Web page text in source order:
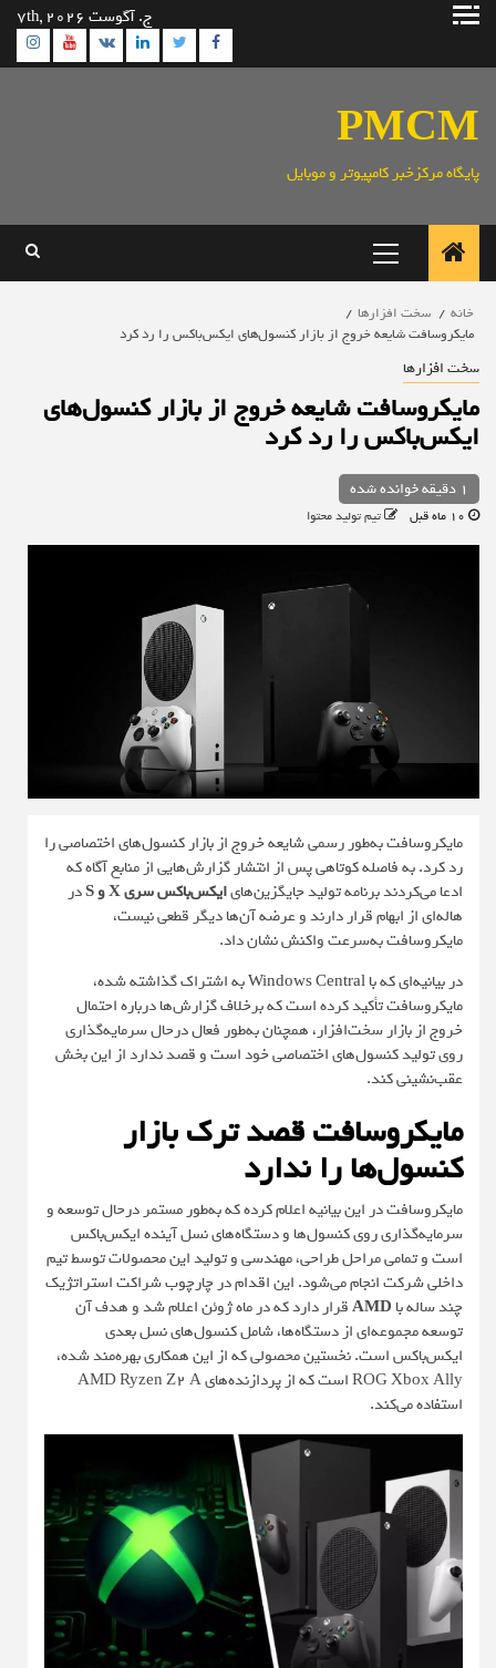
پرش
ج. آگوست 7th, 2026
Facebook
Twitter
Linkedin
VK
PMCM
پایگاه مرکزخبر کامپیوتر و موبایل
اصلی
خانه
سخت افزارها
مایکروسافت شایعه خروج از بازار کنسول‌های ایکس‌باکس را رد کرد
سخت افزارها
مایکروسافت شایعه خروج از بازار کنسول‌های
ایکس‌باکس را رد کرد
1 دقیقه خوانده شده
تیم تولید محتوا
مایکروسافت به‌طور رسمی شایعه خروج از بازار کنسول‌های اختصاصی را
رد کرد. به فاصله کوتاهی پس از انتشار گزارش‌هایی از منابع آگاه که
ادعا می‌کردند برنامه تولید جایگزین‌هایایکس‌باکس سری X و S
در
هاله‌ای از ابهام قرار دارند و عرضه آن‌ها دیگر قطعی نیست،
مایکروسافت به‌سرعت واکنش نشان داد.
در بیانیه‌ای که باWindows Centralبه اشتراک گذاشته شده،
مایکروسافت تأکید کرده است که برخلاف گزارش‌ها درباره احتمال
خروج از بازار سخت‌افزار، همچنان به‌طور فعال درحال سرمایه‌گذاری
روی تولید کنسول‌های اختصاصی خود است و قصد ندارد از این بخش
عقب‌نشینی کند.
مایکروسافت قصد ترک بازار
کنسول‌ها را ندارد
مایکروسافت در این بیانیه اعلام کرده که به‌طور مستمر درحال توسعه و
سرمایه‌گذاری روی کنسول‌ها و دستگاه‌های نسل آینده ایکس‌باکس
است و تمامی مراحل طراحی، مهندسی و تولید این محصولات توسط تیم
داخلی شرکت انجام می‌شود. این اقدام در چارچوب شراکت استراتژیک
چند ساله با AMDقرار دارد که در ماه ژوئن اعلام شد و هدف آن
توسعه مجموعه‌ای از دستگاه‌ها، شامل کنسول‌های نسل بعدی
ایکس‌باکس است. نخستین محصولی که از این همکاری بهره‌مند شده،
ROG Xbox Ally است که از پردازنده‌های AMD Ryzen Z2 A
استفاده می‌کند.